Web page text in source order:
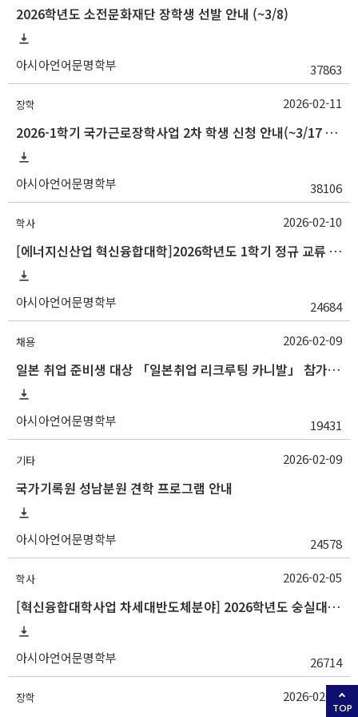
2026학년도 소전문화재단 장학생 선발 안내 (~3/8)
아시아언어문명학부 37863
장학
2026-1학기 국가근로장학사업 2차 학생 신청 안내(~3/17 18:00)
아시아언어문명학부 38106
2026-02-11
학사
[에너지신산업 혁신융합대학]2026학년도 1학기 정규 교류 수학 안내(경남정보대)
아시아언어문명학부 24684
2026-02-10
채용
일본 취업 준비생 대상 「일본취업 리크루팅 카니발」 참가자 모집 안내
아시아언어문명학부 19431
2026-02-09
기타
국가기록원 성남분원 견학 프로그램 안내
아시아언어문명학부 24578
2026-02-09
학사
[혁신융합대학사업 차세대반도체분야] 2026학년도 숭실대학교 1학기 교류 수학 안내
아시아언어문명학부 26714
2026-02-05
장학 2026-02-03
TOP